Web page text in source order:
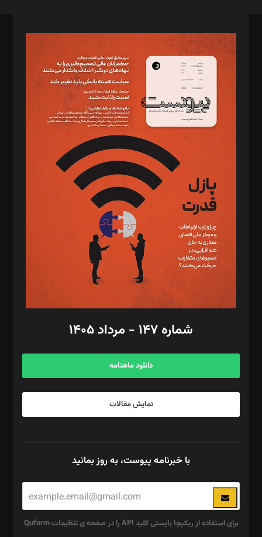
مدیر مسئول: محمدباقر اثنی‌عشری
سردبیر: مهرک محمودی
دبیر تحریریه: میثم قاسمی
د‌بیر ناداستان: سمانه سمیع
د‌بیر خدمت و تجارت: ابوالفضل رجبی
د‌بیر حقوق فناوری: حسام‌الدین ایپکچی
د‌بیر پیوست جهان: مینا پاکدل
د‌بیر تحریریه آنلاین: بابک نقاش
تحریریه‌: مجتبی محمود‌ی، آرش برهمند، یسنا امان‌پور، سروش کرمیان،
مصطفی مسجدی آرانی، ابوالفضل رجبی، زهرا فکرانه، فائزه فتحی
رستمی،مصطفی باستان
ویرایش: نگار استاد‌‌آقا
طراح یونیفرم: مجید توکلی
فیلمبرداری و عکاسی: امیر شفیعی، مانی لطفی زاده
گرافیک و صفحه‌آرایی: سید‌سبحان‌علی ثابت
مد‌یر توسعه تجاری: کامبیز برید‌
امور مالی: شاپور رهبری، محمد‌ کاظمی‌نیا
آگهی و مشترکین: ۰۹۱۹۹۹۹۰۴۵۴
شماره ۱۴۷ - مرداد ۱۴۰۵
دانلود ماهنامه
نمایش مقالات
با خبرنامه پیوست، به روز بمانید
برای استفاده از ریکپچا بایستی کلید API را در صفحه ی تنظیمات Quform